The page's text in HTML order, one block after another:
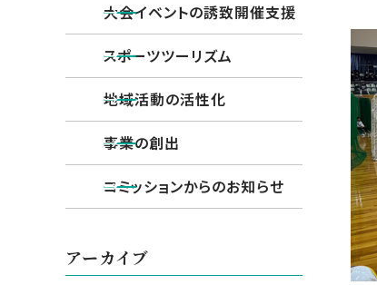
大会イベントの誘致開催支援
スポーツツーリズム
地域活動の活性化
事業の創出
コミッションからのお知らせ
アーカイブ